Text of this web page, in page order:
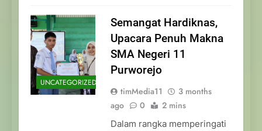
UNCATEGORIZED
Semangat Hardiknas,
Upacara Penuh Makna
SMA Negeri 11
Purworejo
timMedia11
3 months
ago
0 2 mins
Dalam rangka memperingati